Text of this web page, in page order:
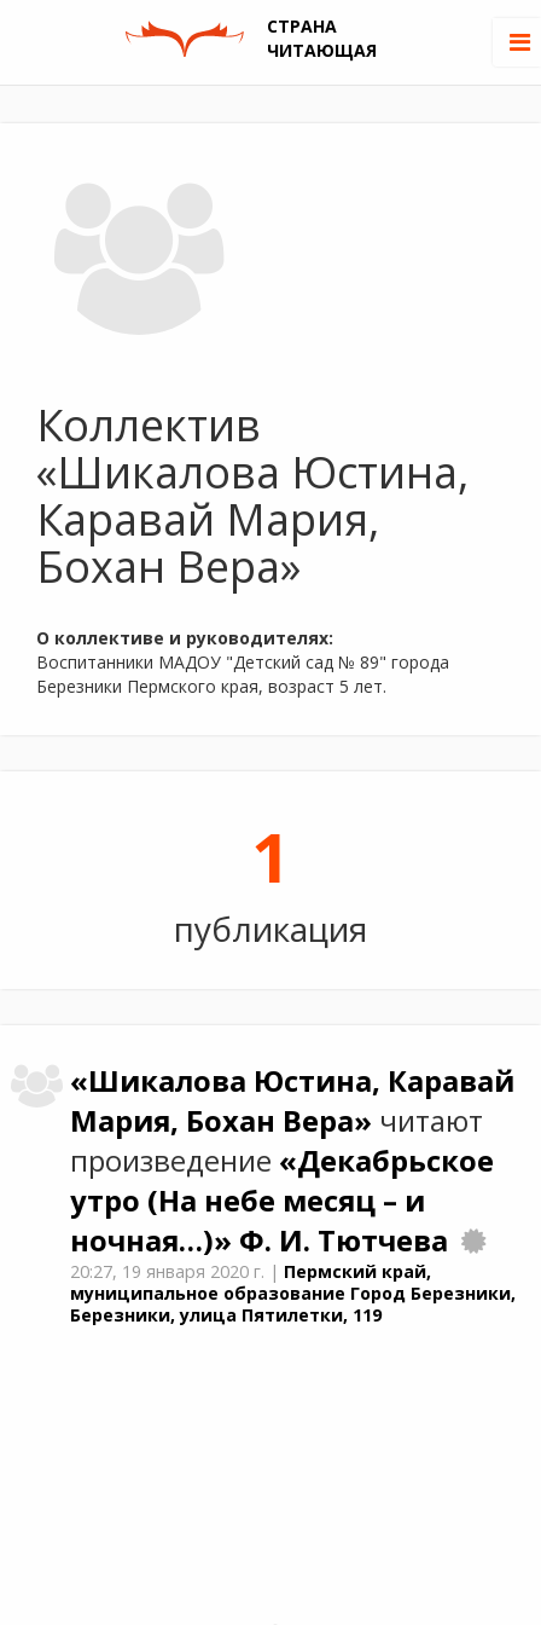
СТРАНА
ЧИТАЮЩАЯ
Коллектив
«Шикалова Юстина,
Каравай Мария,
Бохан Вера»
О коллективе и руководителях:
Воспитанники МАДОУ "Детский сад № 89" города
Березники Пермского края, возраст 5 лет.
1
публикация
«Шикалова Юстина, Каравай
Мария, Бохан Вера» читают
произведение «Декабрьское
утро (На небе месяц – и
ночная…)» Ф. И. Тютчева
20:27, 19 января 2020 г. | Пермский край,
муниципальное образование Город Березники,
Березники, улица Пятилетки, 119